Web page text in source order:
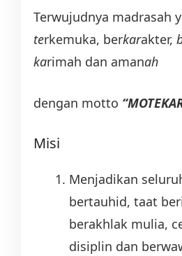
Terwujudnya madrasah
terkemuka, berkarakter,
karimah dan amanah
dengan motto “
Misi
Menjadikan
bertauhid, taat
berakhlak mulia,
disiplin dan